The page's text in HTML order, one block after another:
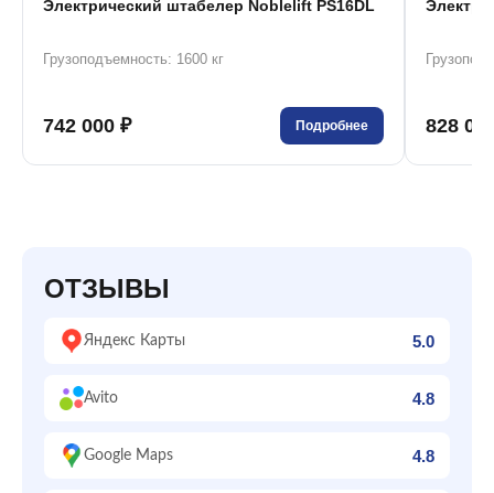
Электрический штабелер Noblelift PS16DL
Грузоподъемность: 1600 кг
742 000 ₽ Подробнее 828
ОТЗЫВЫ
Яндекс Карты 5.0
Avito 4.8
Google Maps 4.8